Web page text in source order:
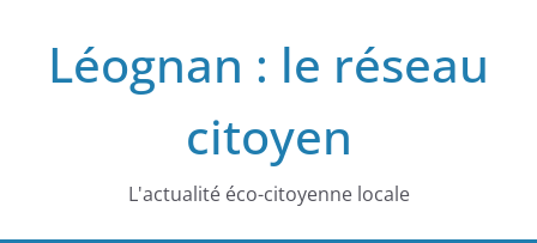
contenuLéognan : le réseau
citoyen
L'actualité éco-citoyenne locale